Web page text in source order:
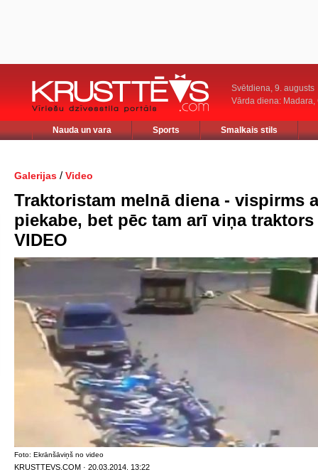
Svētdiena, 9. augusts
Vārda diena: Madara,
Nauda un vara Sports Smalkais stils
Galerijas / Video
Traktoristam melnā diena - vispirms
piekabe, bet pēc tam arī viņa traktors
VIDEO
Foto: Ekrānšāviņš no video
KRUSTTEVS.COM · 20.03.2014. 13:22